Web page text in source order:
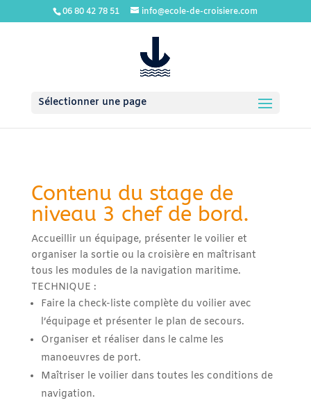
06 80 42 78 51 info@ecole-de-croisiere.com
Sélectionner une page
Contenu du stage de
niveau 3 chef de bord.
Accueillir un équipage, présenter le voilier et
organiser la sortie ou la croisière en maîtrisant
tous les modules de la navigation maritime.
TECHNIQUE :
Faire la check-liste complète du voilier avec
l’équipage et présenter le plan de secours.
Organiser et réaliser dans le calme les
manoeuvres de port.
Maîtriser le voilier dans toutes les conditions de
navigation.